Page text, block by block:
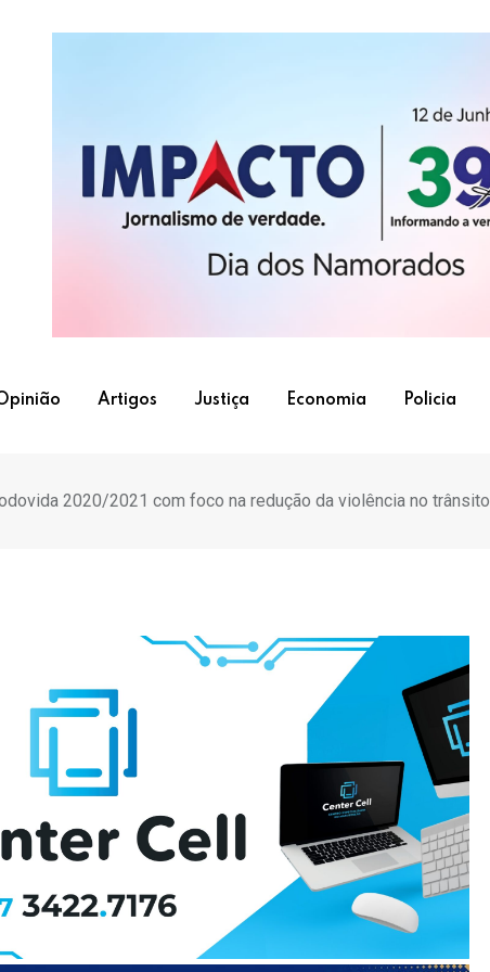
Artigos Justiça Economia Policia
2020/2021 com foco na redução da violência no trânsito